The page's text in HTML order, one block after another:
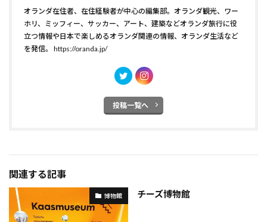
オランダ在住者、在住経験者が中心の編集部。オランダ観光、ワー
ホリ、ミッフィー、サッカー、アート、建築などオランダ旅行に役
立つ情報や日本で楽しめるオランダ関連の情報、オランダ生活など
を発信。 https://oranda.jp/
投稿一覧へ
関連する記事
博物館 チーズ博物館